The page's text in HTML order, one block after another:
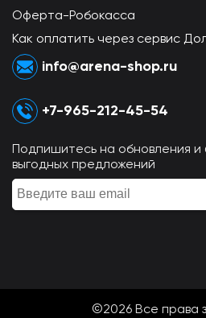
Оферта-Робокасса
Как оплатить через сервис
info@arena-shop.ru
+7-965-212-45-54
Подпишитесь на обновления и
выгодных предложений
©2026 Всe права